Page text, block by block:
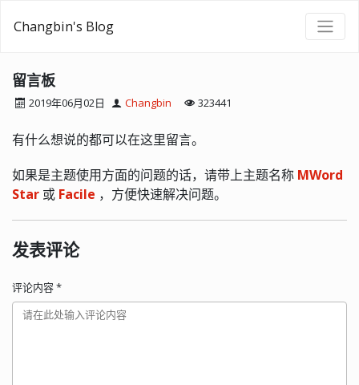
Changbin's Blog
留言板
2019年06月02日 Changbin 323441
有什么想说的都可以在这里留言。
如果是主题使用方面的问题的话，请带上主题名称 MWord
Star 或 Facile ，方便快速解决问题。
发表评论
评论内容*